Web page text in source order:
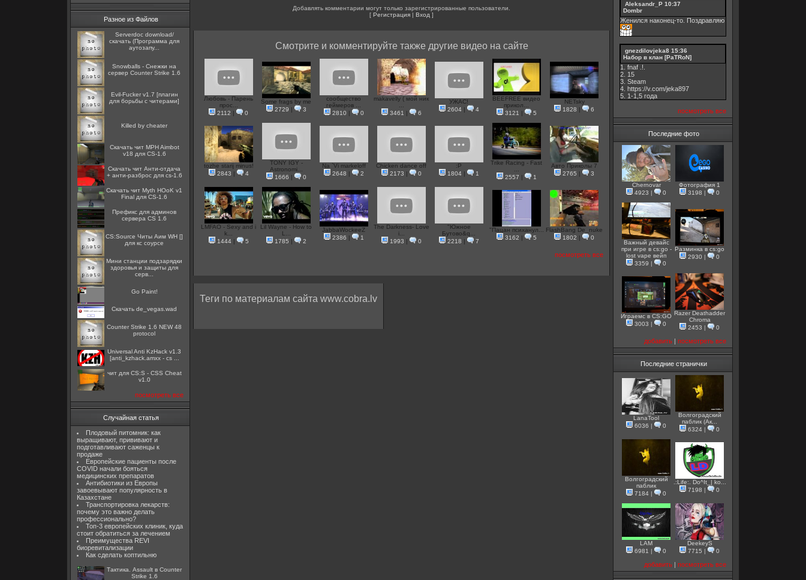
Разное из Файлов
Serverdoc download/
скачать (Программа для
аутозапу...
Snowballs - Снежки на
сервер Counter Strike 1.6
Evil-Fucker v1.7 [плагин
для борьбы с читерами]
Killed by cheater
Скачать чит MPH Aimbot
v18 для CS-1.6
Скачать чит Анти-отдача
+ анти-разброс для cs-1.6
Скачать чит Myth HОоK v1
Final для CS-1.6
Префикс для админов
сервера CS 1.6
CS:Source Читы Аим WH []
для кс соурсе
Мини станции подзарядки
здоровья и защиты для
серв...
Go Paint!
Скачать de_vegas.wad
Counter Strike 1.6 NEW 48
protocol
Universal Anti KzHack v1.3
[anti_kzhack.amxx - cs ...
чит для CS:S - CSS Cheat
v1.0
посмотреть все
Случайная статья
Плодовый питомник: как
выращивают, прививают и
подготавливают саженцы к
продаже
Европейские пациенты после
COVID начали бояться
медицинских препаратов
Антибиотики из Европы
завоевывают популярность в
Казахстане
Транспортировка лекарств:
почему это важно делать
профессионально?
Топ-3 европейских клиник, куда
стоит обратиться за лечением
Преимущества REVI
биоревитализации
Как сделать коптильню
Тактика. Assault в Counter
Strike 1.6
Добавлять комментарии могут только зарегистрированные пользователи.
[ Регистрация | Вход ]
Смотрите и комментируйте также другие видео на сайте
Любовь - Парень
прос...
2112 | 0
Some frags by me
2729 | 3
сообщество
геймеров ...
2810 | 0
makavelly ( мой ник
3461 | 6
УЖАС!
2604| 4
BEEFREE видео
прикол...
3121 | 5
NETsky
1828 | 6
tozhe starij minus!
2843 | 4
TONY IGY -
Astronomi...
1666 | 0
Na `Vi markeloff
2648 | 2
Chicken dance off
2173 | 0
:P
1804| 1
Trike Racing - Fast
2557 | 1
Авто Приколы 7
2765 | 3
LMFAO - Sexy and i
k...
1444| 5
Lil Wayne - How to
L...
1785 | 2
JabbaWockeeZ
2386 | 1
The Darkness- Love
i...
1993 | 0
"Южное
Бутово&q...
2218 | 7
"Пацан психанул...
3162 | 5
FlashBang De_nuke
1802 | 0
посмотреть все
Теги по материалам сайта www.cobra.lv
Aleksandr_P 10:37
Dombr
Женился наконец-то. Поздравляю
gnezdilovjeka8 15:36
Набор в клан [PaTRoN]
1. fnaf .!.
2. 15
3. Steam
4. https://v.com/jeka897
5. 1-1,5 годa
посмотреть все
Последние фото
Chernovar
4923 | 0
Фотография 1
3198 | 0
Важный девайс
при игре в cs:go -
lost vape вейп
3359 | 0
Разминка в cs:go
2930 | 0
Играемс в CS:GO
3003 | 0
Razer Deathadder
Chroma
2453 | 0
добавить | посмотреть все
Последние странички
LanaTool
6036 | 0
Волгоградский
паблик (Ак...
6324 | 0
Волгоградский
паблик
7184 | 0
.:Life:. Do^It_| ko...
7198 | 0
LAM
6981 | 0
DeekeyS
7715 | 0
добавить | посмотреть все